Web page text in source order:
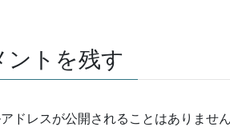
ントを残す
ドレスが公開されることはありません